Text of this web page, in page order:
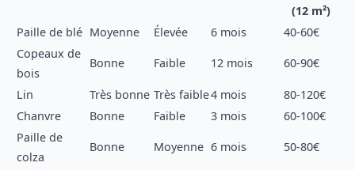
(12 m²)
Paille de blé Moyenne Élevée 6 mois
40-60€
Copeaux de
bois
Bonne Faible 12 mois 60-90€
Lin Très bonne Très faible4 mois
80-120€
Chanvre
Bonne Faible 3 mois
60-100€
Paille de
colza
Bonne Moyenne 6 mois 50-80€